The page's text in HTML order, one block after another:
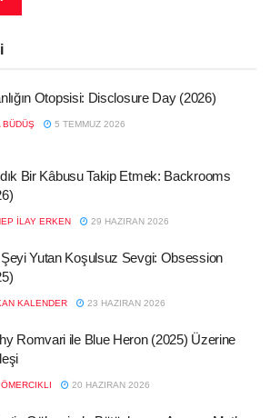
Otopsisi: Disclosure Day (2026)
BÜDÜŞ 5 TEMMUZ 2026
Bir Kâbusu Takip Etmek: Backrooms
İLAY ERKEN 29 HAZIRAN 2026
Yutan Koşulsuz Sevgi: Obsession
KALENDER 23 HAZIRAN 2026
Romvari ile Blue Heron (2025) Üzerine
ÖMERCIKLI 20 HAZIRAN 2026